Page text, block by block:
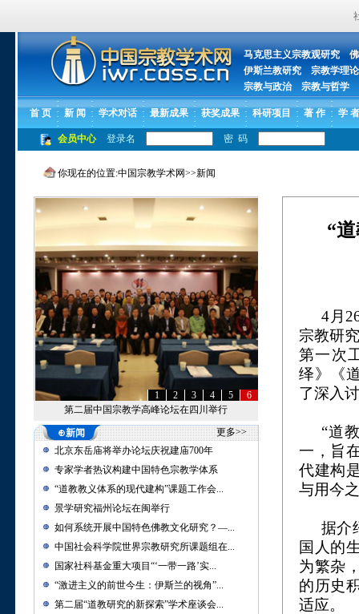
马克思主义宗教观研究
伊斯兰教研究
宗教学理论
宗教与政治
宗教与哲学
首 页 新 闻 学术对话 最新成果 获奖成果 科研项目 著 作 学 者
会员中心 登录名 密 码
你现在的位置:中国宗教学术网>>新闻
1 2 3 4 5
6
第二届中国宗教学高峰论坛在四川举行
⊕新闻
更多>>
北京东岳庙将举办论坛庆祝建庙700年
专家学者热议构建中国特色宗教学体系
“道教教义体系的现代建构”课题工作会...
景学研究福州论坛在闽举行
如何系统开展中国特色佛教文化研究？—...
中国社会科学院世界宗教研究所课题组在...
国家社科基金重大项目“‘一带一路’实...
“激进主义的前世今生：伊斯兰的视角”...
第二届“道教研究的新探索”学术座谈会...
“
4 月
宗教研
第一次
绎》《
了深入
“道
一，旨
代建构
与用今
据介
国人的
为繁杂
的历史
适应。